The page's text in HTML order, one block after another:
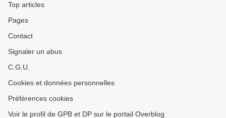
Top articles
Pages
Contact
Signaler un abus
C.G.U.
Cookies et données personnelles
Préférences cookies
Voir le profil de GPB et DP sur le portail Overblog